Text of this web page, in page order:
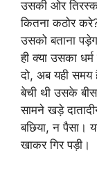
उसकी ओर
कितना कठोर
उसको बताना
ही क्या उसका
दो, अब यही समय
बेची थी उसके
सामने खड़े
बछिया, न पैसा।
खाकर गिर पड़ी।